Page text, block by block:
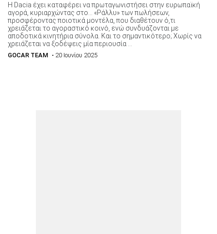
Η Dacia έχει καταφέρει να πρωταγωνιστήσει στην ευρωπαϊκή
αγορά, κυριαρχώντας στο… «Ράλλυ» των πωλήσεων,
προσφέροντας ποιοτικά μοντέλα, που διαθέτουν ό,τι
χρειάζεται το αγοραστικό κοινό, ενώ συνδυάζονται με
αποδοτικά κινητήρια σύνολα. Και το σημαντικότερο; Χωρίς να
χρειάζεται να ξοδέψεις μία περιουσία ...
GOCAR TEAM • 20 Ιουνίου 2025